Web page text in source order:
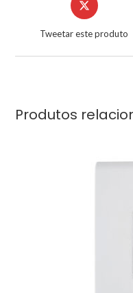
Tweetar este produto
Produtos